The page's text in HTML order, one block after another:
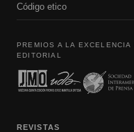
Código etico
PREMIOS A LA
EDITORIAL
REVISTAS